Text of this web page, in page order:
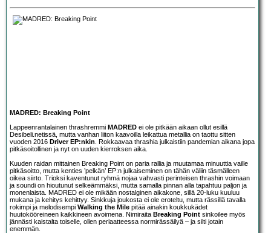
MADRED: Breaking Point
Lappeenrantalainen thrashremmi MADRED ei ole pitkään aikaan ollut esillä
Desibeli.netissä, mutta vanhan liiton kaavoilla leikattua metallia on taottu sitten
vuoden 2016 Driver EP:nkin . Rokkaavaa thrashia julkaistiin pandemian aikana jopa
pitkäsoitollinen ja nyt on uuden kierroksen aika.
Kuuden raidan mittainen Breaking Point on paria rallia ja muutamaa minuuttia vaille
pitkäsoitto, mutta kenties ’pelkän’ EP:n julkaiseminen on tähän väliin täsmälleen
oikea siirto. Trioksi kaventunut ryhmä nojaa vahvasti perinteisen thrashin voimaan
ja soundi on hioutunut selkeämmäksi, mutta samalla pinnan alla tapahtuu paljon ja
monenlaista. MADRED ei ole mikään nostalginen aikakone, sillä 20-luku kuuluu
mukana ja kehitys kehittyy. Sinkkuja joukosta ei ole eroteltu, mutta rässillä tavalla
rokimpi ja melodisempi Walking the Mile pitää ainakin koukkukädet
huutokööreineen kaikkineen avoimena. Nimiraita Breaking Point sinkoilee myös
jännästi kaistalta toiselle, ollen periaatteessa normirässäilyä – ja silti jotain
enemmän.